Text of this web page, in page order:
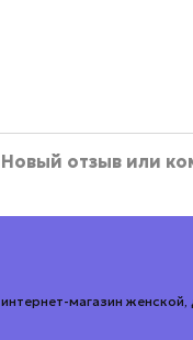
Новый отзыв или
интернет-магазин